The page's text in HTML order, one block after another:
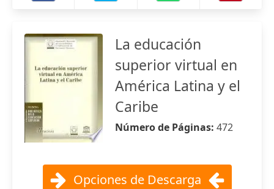
La educación
superior virtual en
América Latina y el
Caribe
Número de Páginas: 472
Opciones de Descarga